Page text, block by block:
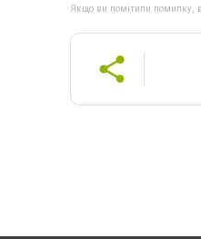
Якщо ви помітили помилку,